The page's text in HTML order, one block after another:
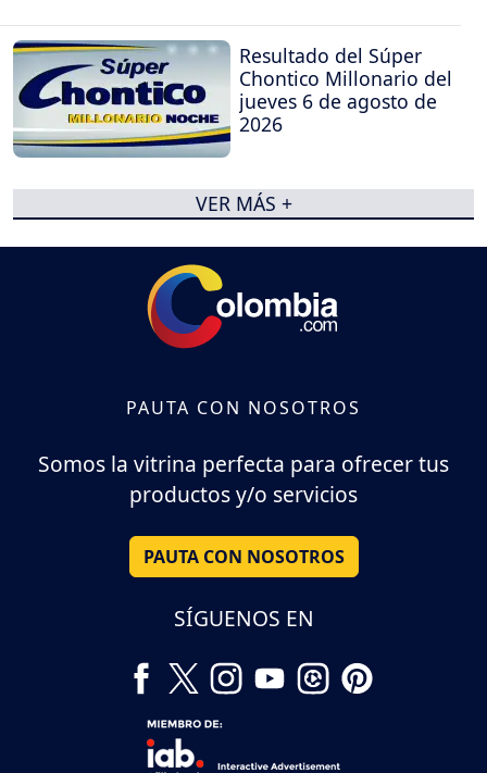
Resultado del Súper
Chontico Millonario del
jueves 6 de agosto de
2026
VER MÁS +
PAUTA CON NOSOTROS
Somos la vitrina perfecta para ofrecer tus
productos y/o servicios
PAUTA CON NOSOTROS
SÍGUENOS EN